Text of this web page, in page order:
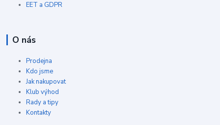
EET a GDPR
O nás
Prodejna
Kdo jsme
Jak nakupovat
Klub výhod
Rady a tipy
Kontakty